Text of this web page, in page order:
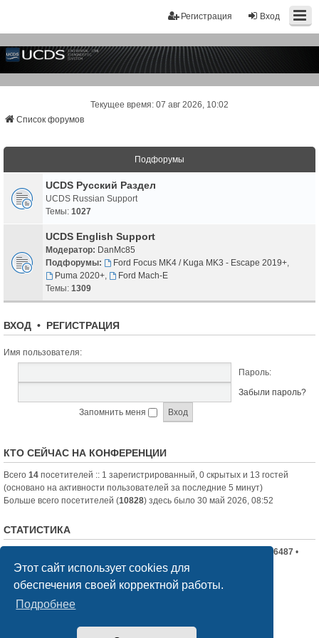
Этот сайт использует cookies для
обеспечения своей корректной работы.
Подробнее
Вход
Регистрация
Текущее время: 07 авг 2026, 10:02
Список форумов
Подфорумы
UCDS Русский Раздел
UCDS Russian Support
Темы: 1027
UCDS English Support
Модератор: DanMc85
Подфорумы:
Ford Focus MK4 / Kuga MK3 - Escape 2019+,
Puma 2020+,
Ford Mach-E
Темы: 1309
ВХОД • РЕГИСТРАЦИЯ
Имя пользователя:
Пароль:
Забыли пароль?
Запомнить меня
КТО СЕЙЧАС НА КОНФЕРЕНЦИИ
Всего 14 посетителей :: 1 зарегистрированный, 0 скрытых и 13 гостей
(основано на активности пользователей за последние 5 минут)
Больше всего посетителей (10828) здесь было 30 май 2026, 08:52
СТАТИСТИКА
• Всего пользователей:6487 •
Новый пользователь: nord-jeka
Список форумов
phpBB® Forum Software © phpBB Limited